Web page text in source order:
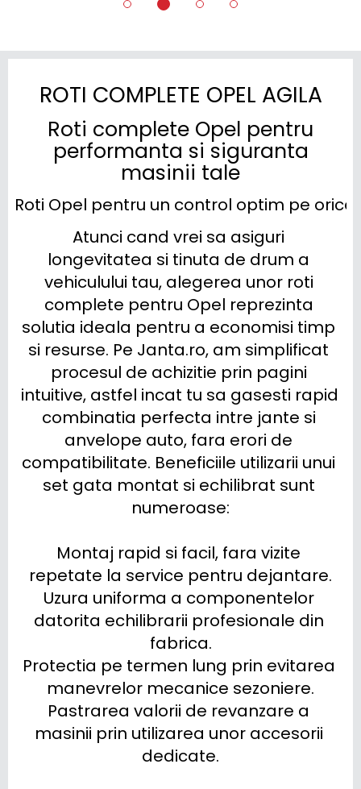
ROTI COMPLETE OPEL AGILA
Roti complete Opel pentru
performanta si siguranta
masinii tale
Roti Opel pentru un control optim pe orice
Atunci cand vrei sa asiguri
longevitatea si tinuta de drum a
vehiculului tau, alegerea unor roti
complete pentru Opel reprezinta
solutia ideala pentru a economisi timp
si resurse. Pe Janta.ro, am simplificat
procesul de achizitie prin pagini
intuitive, astfel incat tu sa gasesti rapid
combinatia perfecta intre jante si
anvelope auto, fara erori de
compatibilitate. Beneficiile utilizarii unui
set gata montat si echilibrat sunt
numeroase:
Montaj rapid si facil, fara vizite
repetate la service pentru dejantare.
Uzura uniforma a componentelor
datorita echilibrarii profesionale din
fabrica.
Protectia pe termen lung prin evitarea
manevrelor mecanice sezoniere.
Pastrarea valorii de revanzare a
masinii prin utilizarea unor accesorii
dedicate.